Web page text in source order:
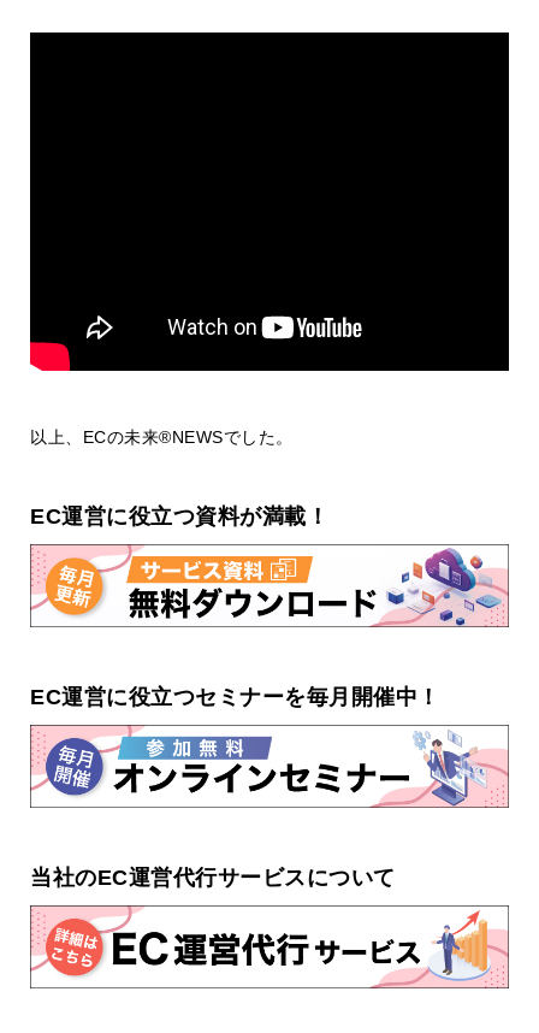
以上、ECの未来®NEWSでした。
EC運営に役立つ資料が満載！
EC運営に役立つセミナーを毎月開催中！
当社のEC運営代行サービスについて